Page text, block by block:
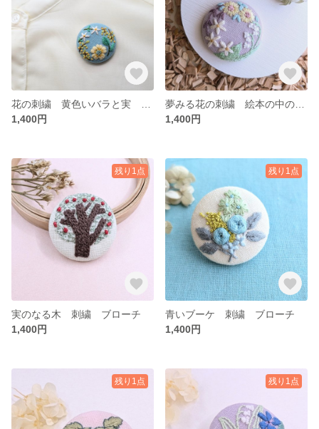
1,400円
1,400円
残り1点
実のなる木 刺繍 ブローチ
1,400円
残り1点
青いブーケ 刺繍 ブローチ
1,400円
残り1点 残り1点